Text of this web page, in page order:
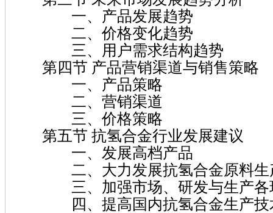
一、产品发展趋势
二、价格变化趋势
三、用户需求结构趋势
第四节 产品营销渠道与销售策略
一、产品策略
二、营销渠道
三、价格策略
第五节 抗氢合金行业发展建议
一、发展高档产品
二、大力发展抗氢合金原料生
三、加强市场、研发与生产各
四、提高国内抗氢合金生产技